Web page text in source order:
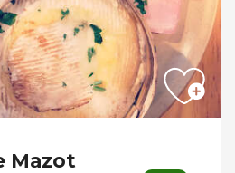
Mazot